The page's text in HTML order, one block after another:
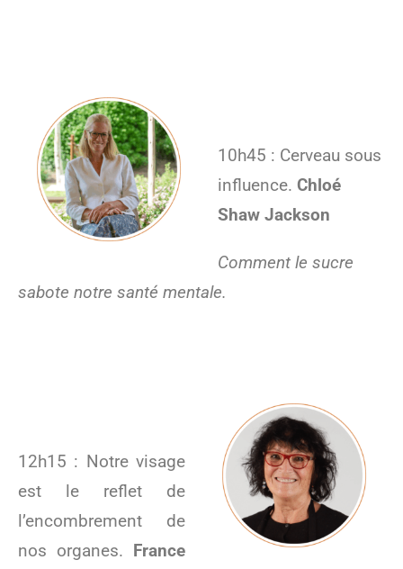
10h45 : Cerveau sous
influence. Chloé
Shaw Jackson
Comment le sucre
sabote notre santé mentale.
12h15 : Notre visage
est le reflet de
l’encombrement de
nos organes. France